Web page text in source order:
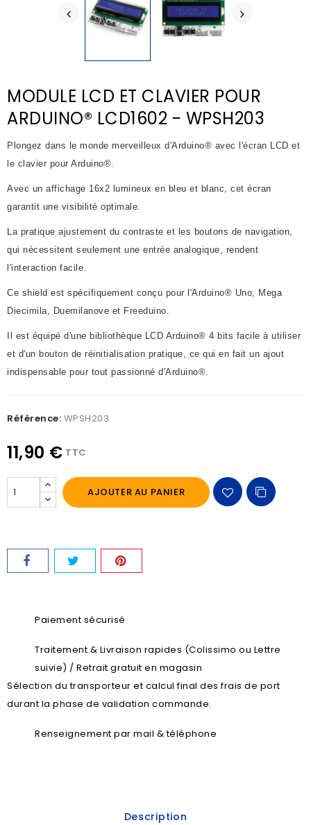
MODULE LCD ET CLAVIER POUR
ARDUINO® LCD1602 - WPSH203
Plongez dans le monde merveilleux d'Arduino® avec l'écran LCD et
le clavier pour Arduino®.
Avec un affichage 16x2 lumineux en bleu et blanc, cet écran
garantit une visibilité optimale.
La pratique ajustement du contraste et les boutons de navigation,
qui nécessitent seulement une entrée analogique, rendent
l'interaction facile.
Ce shield est spécifiquement conçu pour l'Arduino® Uno, Mega
Diecimila, Duemilanove et Freeduino.
Il est équipé d'une bibliothèque LCD Arduino® 4 bits facile à utiliser
et d'un bouton de réinitialisation pratique, ce qui en fait un ajout
indispensable pour tout passionné d'Arduino®.
Référence: WPSH203
11,90 € TTC
AJOUTER AU PANIER
Paiement sécurisé
Traitement & Livraison rapides (Colissimo ou Lettre
suivie) / Retrait gratuit en magasin
Sélection du transporteur et calcul final des frais de port
durant la phase de validation commande.
Renseignement par mail & téléphone
Description